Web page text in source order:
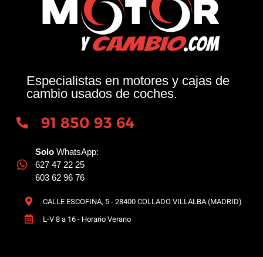
Especialistas en motores y cajas de
cambio usados de coches.
91 850 93 64
Solo WhatsApp:
627 47 22 25
603 62 96 76
CALLE ESCOFINA, 5 - 28400 COLLADO VILLALBA (MADRID)
L-V 8 a 16 - Horario Verano